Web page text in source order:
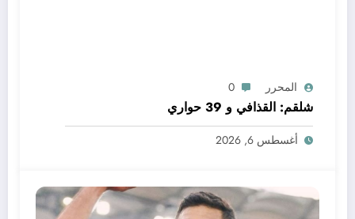
المحرر 0
شلقم: القذافي و 39 حواري
أغسطس 6, 2026